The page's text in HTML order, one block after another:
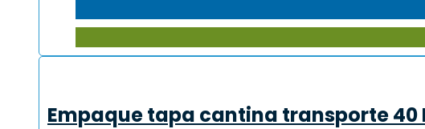
Empaque tapa cantina transporte 40